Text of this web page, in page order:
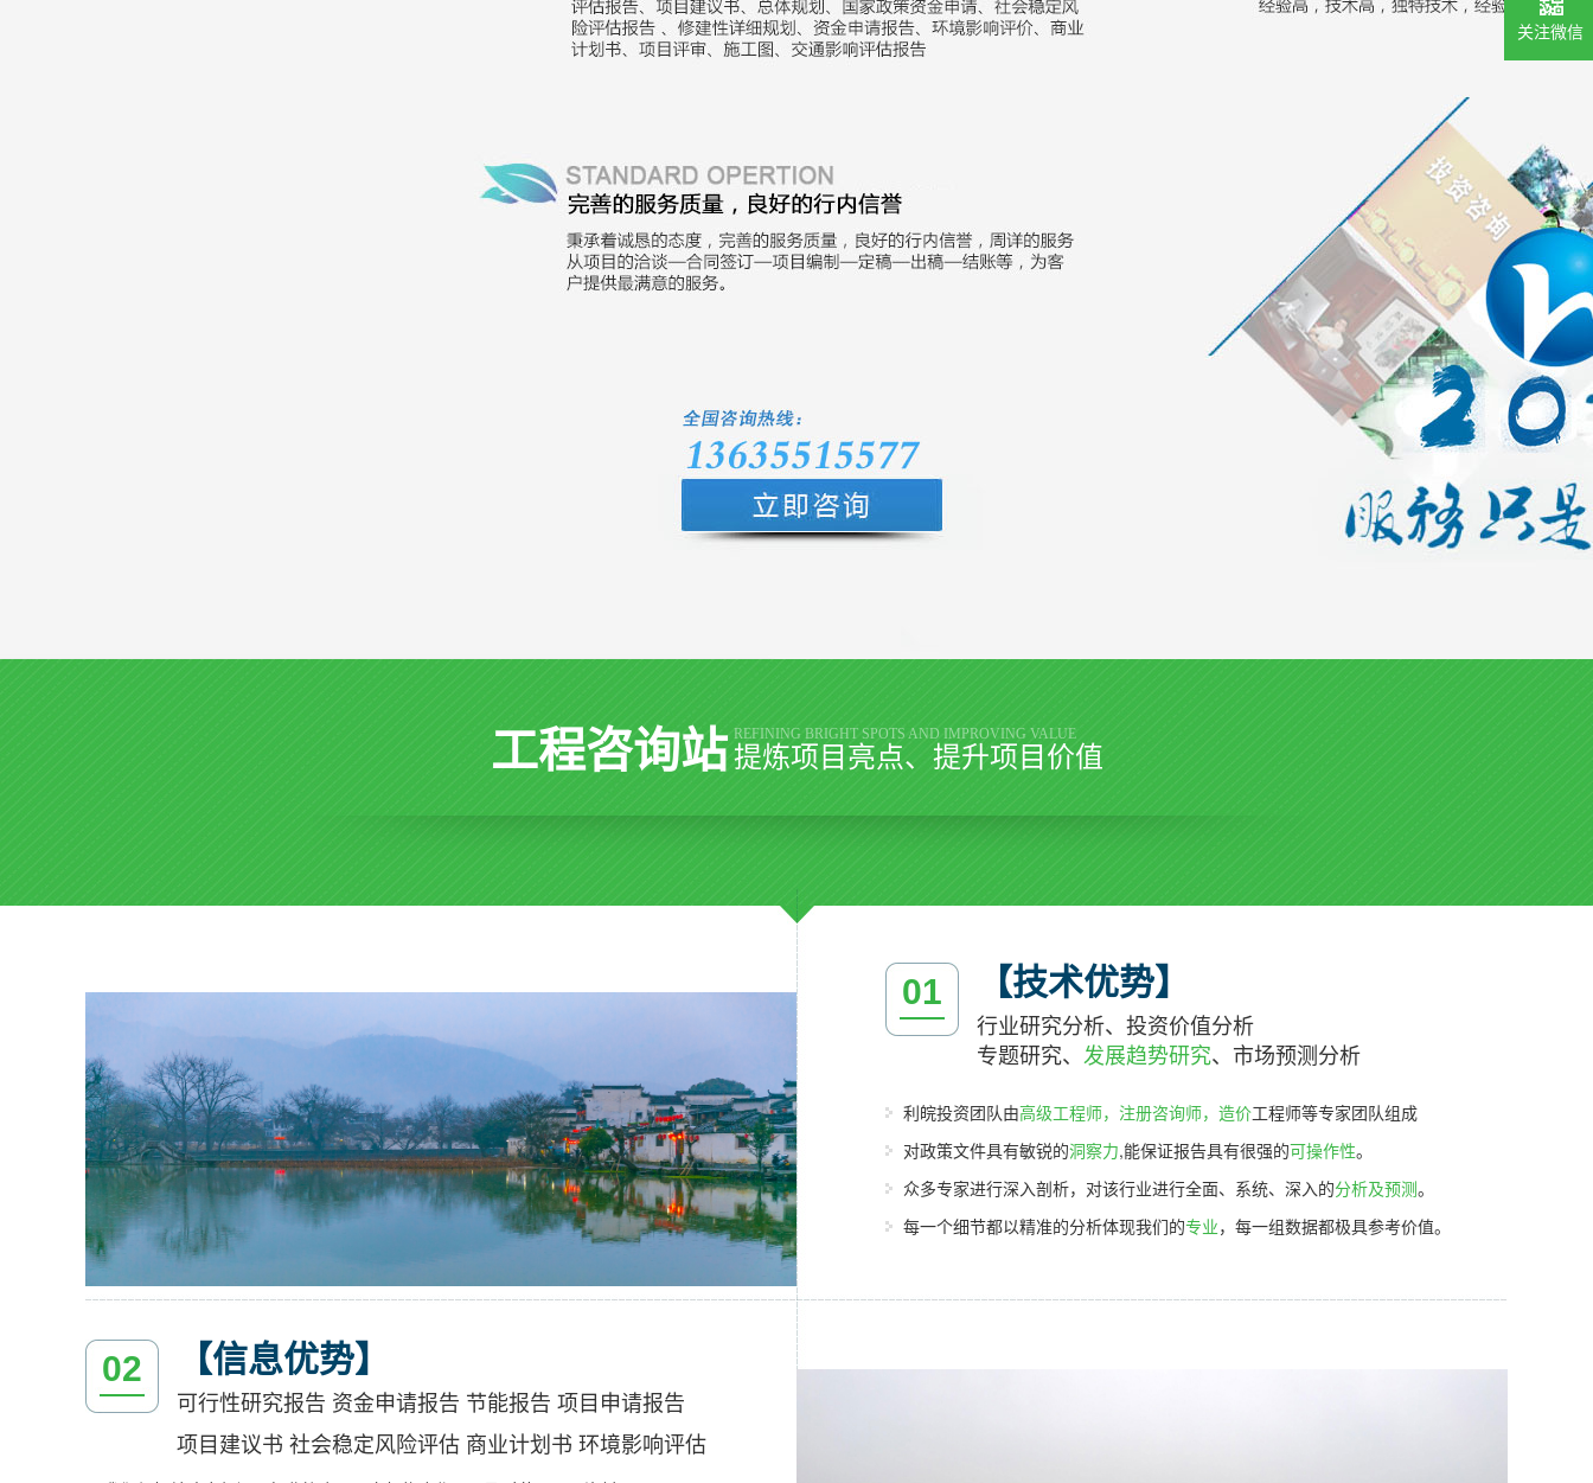
工程咨询站 REFINING BRIGHT SPOTS AND IMPROVING VALUE
提炼项目亮点、提升项目价值
01 【技术优势】
行业研究分析、投资价值分析
专题研究、 发展趋势研究、市场预测分析
利皖投资团队由高级工程师，注册咨询师，造价工程师等专家团队组成
对政策文件具有敏锐的洞察力,能保证报告具有很强的可操作性。
众多专家进行深入剖析，对该行业进行全面、系统、深入的分析及预测。
每一个细节都以精准的分析体现我们的专业，每一组数据都极具参考价值。
02 【信息优势】
可行性研究报告 资金申请报告 节能报告 项目申请报告
项目建议书 社会稳定风险评估 商业计划书 环境影响评估
关注微信